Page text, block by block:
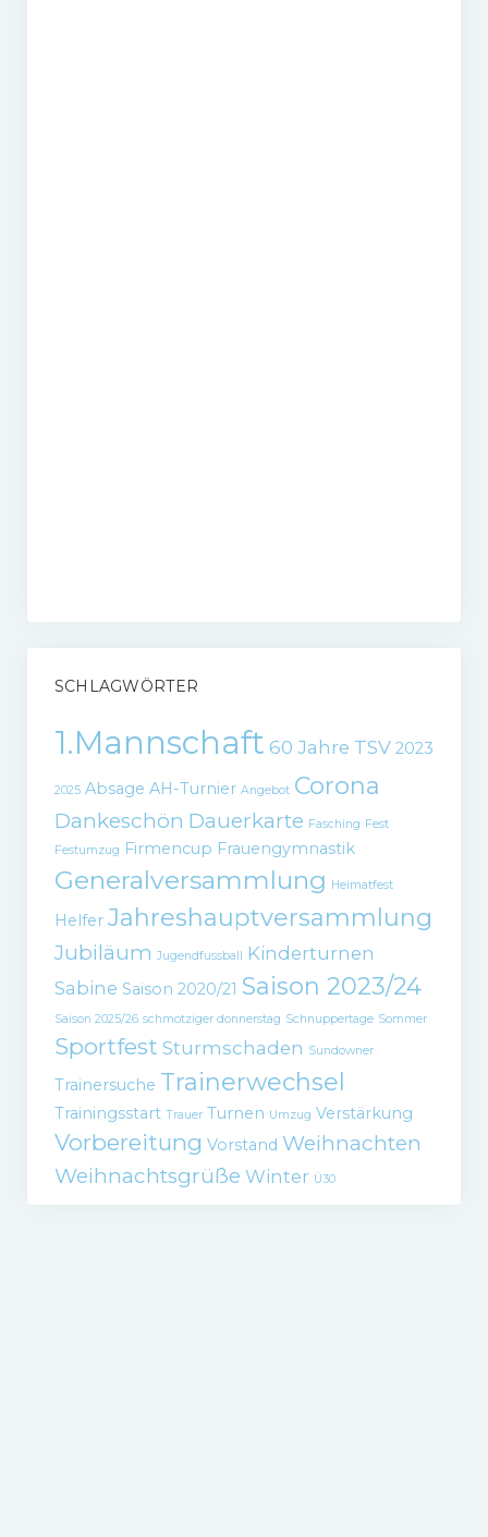
SCHLAGWÖRTER
1.Mannschaft 60 Jahre TSV 2023
2025 Absage AH-Turnier Angebot Corona
Dankeschön Dauerkarte Fasching Fest
Festumzug Firmencup Frauengymnastik
Generalversammlung Heimatfest
Helfer Jahreshauptversammlung
Jubiläum Jugendfussball
Kinderturnen
Sabine Saison 2020/21 Saison 2023/24
Saison 2025/26 schmotziger donnerstag Schnuppertage Sommer
Sportfest Sturmschaden Sundowner
Trainersuche Trainerwechsel
Trainingsstart Trauer Turnen Umzug Verstärkung
Vorbereitung Vorstand Weihnachten
Weihnachtsgrüße Winter Ü30